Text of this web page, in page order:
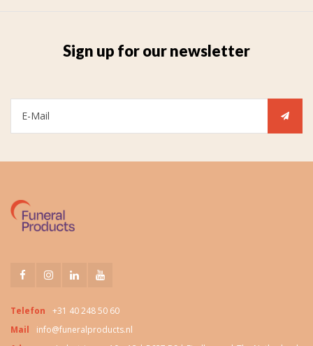
Sign up for our newsletter
Telefon
+31 40 248 50 60
Mail
info@funeralproducts.nl